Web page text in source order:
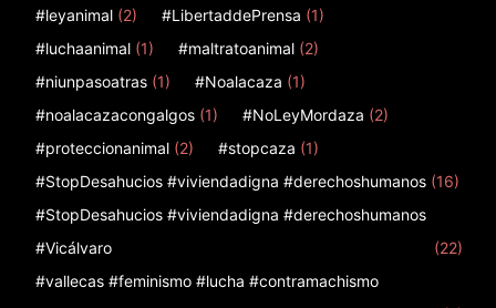
#leyanimal (2) #LibertaddePrensa (1)
#luchaanimal (1) #maltratoanimal (2)
#niunpasoatras (1) #Noalacaza (1)
#noalacazacongalgos (1) #NoLeyMordaza (2)
#proteccionanimal (2) #stopcaza (1)
#StopDesahucios #viviendadigna #derechoshumanos (16)
#StopDesahucios #viviendadigna #derechoshumanos
#Vicálvaro
(22)
#vallecas #feminismo #lucha #contramachismo